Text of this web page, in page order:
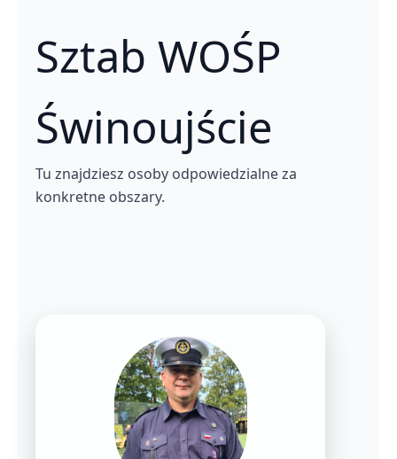
Sztab WOŚP
Świnoujście
Tu znajdziesz osoby odpowiedzialne za
konkretne obszary.